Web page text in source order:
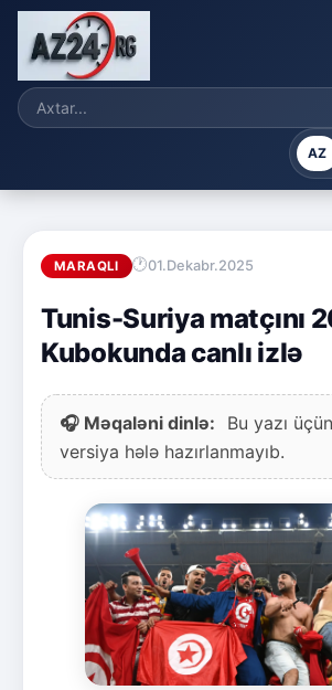
AZ
MARAQLI 01.Dekabr.2025
Tunis-Suriya matçını
Kubokunda canlı izlə
🎧 Məqaləni dinlə:
Bu yazı
versiya hələ hazırlanmayıb.